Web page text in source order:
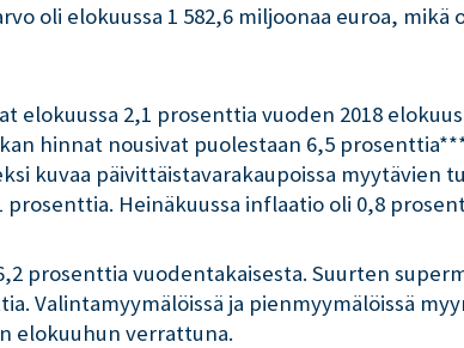
oli elokuussa 1 582,6 miljoonaa euroa, mikä
2,1 prosenttia vuoden 2018
hinnat nousivat puolestaan 6,5
kuvaa päivittäistavarakaupoissa myytävien
Heinäkuussa inflaatio oli 0,8
prosenttia vuodentakaisesta. Suurten
Valintamyymälöissä ja pienmyymälöissä
elokuuhun verrattuna.